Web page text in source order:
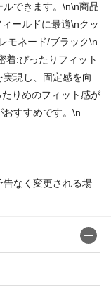
ルできます。\n\n商品
ールドに最適\nクッ
モネード/ブラック\n
着:ぴったりフィット
現し、固定感を向
りめのフィット感が
すすめです。\n
なく変更される場